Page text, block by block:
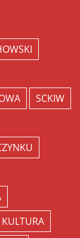
SCKIW
KULTURA